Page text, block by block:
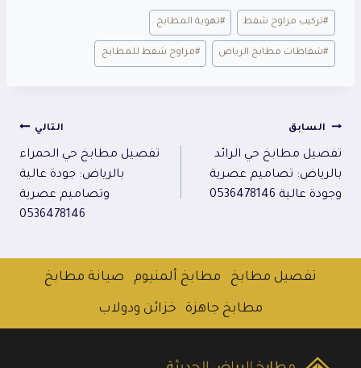
وسوم
المقال:
#تركيب مراوح شفط #تهوية المطابخ
#شفاطات مطابخ الرياض #مراوح شفط للمطابخ
تصفّح
المقالات
السابق
تفصيل مطابخ حي الرائد
بالرياض: تصاميم عصرية
وجودة عالية 0536478146
التالي
تفصيل مطابخ حي الحمراء
بالرياض: جودة عالية
وتصاميم عصرية
0536478146
تفصيل مطابخ مطابخ ألمنيوم صيانة مطابخ
مطابخ جاهزة خزائن ودولاب